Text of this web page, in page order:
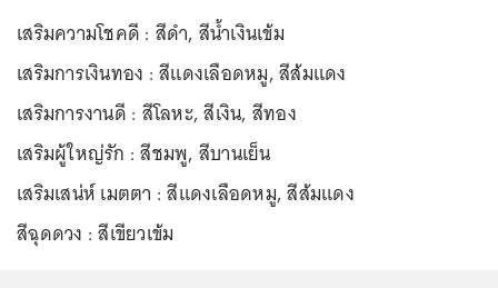
เสริมความโชคดี : สีดำ, สีน้ำเงินเข้ม
เสริมการเงินทอง : สีแดงเลือดหมู, สีส้มแดง
เสริมการงานดี : สีโลหะ, สีเงิน, สีทอง
เสริมผู้ใหญ่รัก : สีชมพู, สีบานเย็น
เสริมเสน่ห์ เมตตา : สีแดงเลือดหมู, สีส้มแดง
สีฉุดดวง : สีเขียวเข้ม